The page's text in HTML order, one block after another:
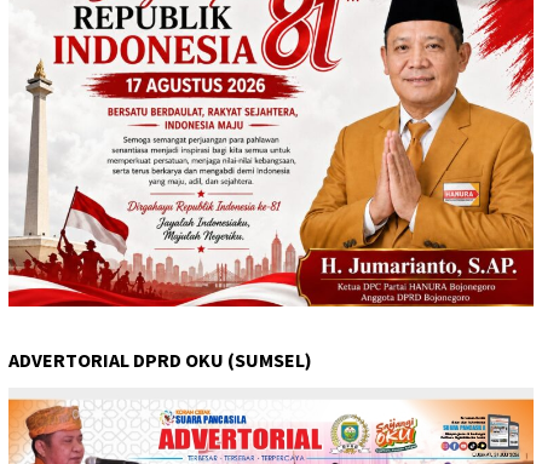
ADVERTORIAL DPRD OKU (SUMSEL)